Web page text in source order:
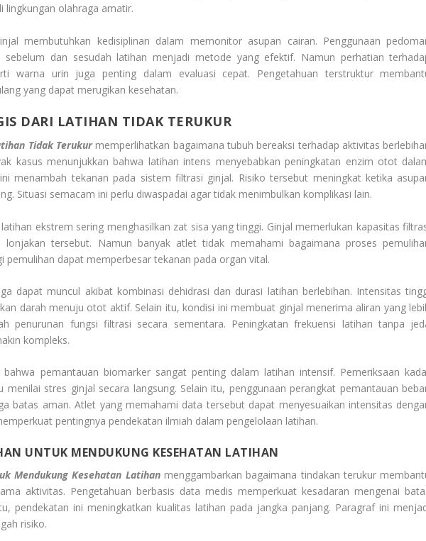
lingkungan olahraga amatir.
membutuhkan kedisiplinan dalam memonitor asupan cairan. Penggunaan
sebelum dan sesudah latihan menjadi metode yang efektif. Namun perhatian
warna urin juga penting dalam evaluasi cepat. Pengetahuan terstruktur
yang dapat merugikan kesehatan.
DARI LATIHAN TIDAK TERUKUR
Tidak Terukurmemperlihatkan bagaimana tubuh bereaksi terhadap aktivitas
kasus menunjukkan bahwa latihan intens menyebabkan peningkatan enzim otot
menambah tekanan pada sistem filtrasi ginjal. Risiko tersebut meningkat ketika
Situasi semacam ini perlu diwaspadai agar tidak menimbulkan komplikasi lain.
ekstrem sering menghasilkan zat sisa yang tinggi. Ginjal memerlukan kapasitas
tersebut. Namun banyak atlet tidak memahami bagaimana proses
pemulihan dapat memperbesar tekanan pada organ vital.
dapat muncul akibat kombinasi dehidrasi dan durasi latihan berlebihan. Intensitas
darah menuju otot aktif. Selain itu, kondisi ini membuat ginjal menerima aliran yang
penurunan fungsi filtrasi secara sementara. Peningkatan frekuensi latihan tanpa
kompleks.
bahwa pemantauan biomarker sangat penting dalam latihan intensif. Pemeriksaan
menilai stres ginjal secara langsung. Selain itu, penggunaan perangkat pemantauan
batas aman. Atlet yang memahami data tersebut dapat menyesuaikan intensitas
pentingnya pendekatan ilmiah dalam pengelolaan latihan.
UNTUK MENDUKUNG KESEHATAN LATIHAN
Mendukung Kesehatan Latihanmenggambarkan bagaimana tindakan terukur
aktivitas. Pengetahuan berbasis data medis memperkuat kesadaran mengenai
pendekatan ini meningkatkan kualitas latihan pada jangka panjang. Paragraf ini
risiko.